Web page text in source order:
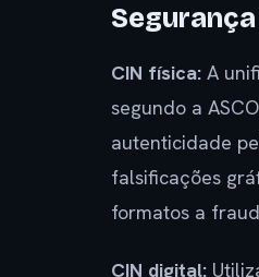
CIN física: A
segundo a
autenticidade
falsificações
formatos a
CIN digital: